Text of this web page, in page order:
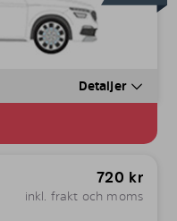
Detaljer
720 kr
inkl. frakt och moms